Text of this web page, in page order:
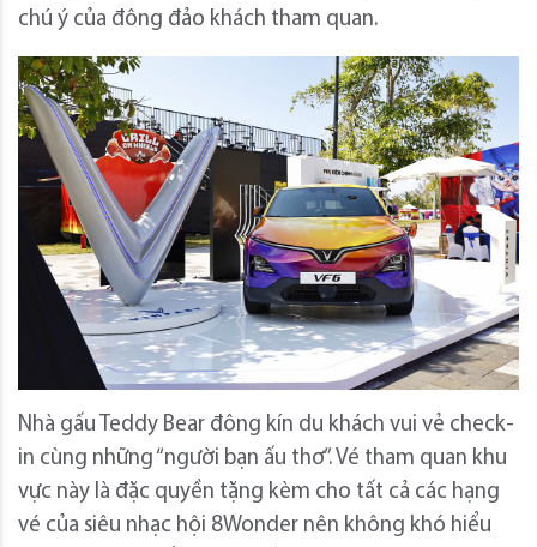
chú ý của đông đảo khách tham quan.
Nhà gấu Teddy Bear đông kín du khách vui vẻ check-
in cùng những “người bạn ấu thơ”. Vé tham quan khu
vực này là đặc quyền tặng kèm cho tất cả các hạng
vé của siêu nhạc hội 8Wonder nên không khó hiểu